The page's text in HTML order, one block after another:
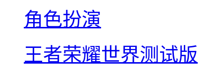
角色扮演
王者荣耀世界测试版